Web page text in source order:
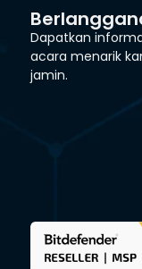
Dapatkan
acara menarik
jamin.